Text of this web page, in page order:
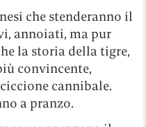
che stenderanno il
annoiati, ma pur
la storia della tigre,
convincente,
cannibale.
a pranzo.